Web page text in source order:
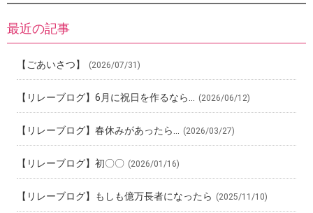
最近の記事
【ごあいさつ】 (2026/07/31)
【リレーブログ】6月に祝日を作るなら… (2026/06/12)
【リレーブログ】春休みがあったら… (2026/03/27)
【リレーブログ】初〇〇 (2026/01/16)
【リレーブログ】もしも億万長者になったら (2025/11/10)